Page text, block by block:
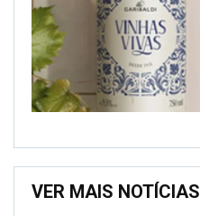
VER MAIS NOTÍCIAS